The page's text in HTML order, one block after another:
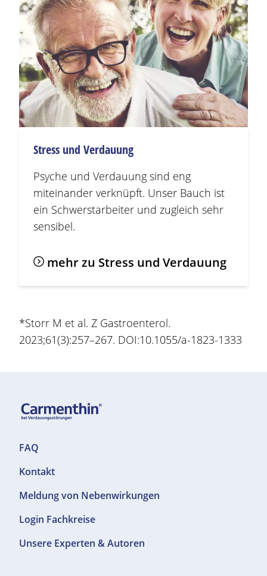
Stress und Verdauung
Psyche und Verdauung sind eng
miteinander verknüpft. Unser Bauch ist
ein Schwerstarbeiter und zugleich sehr
sensibel.
mehr zu Stress und Verdauung
*Storr M et al. Z Gastroenterol.
2023;61(3):257–267. DOI:10.1055/a-1823-1333
F
o
t
r
o
FAQ
Kontakt
Meldung von Nebenwirkungen
F
o
Login Fachkreise
Unsere Experten & Autoren